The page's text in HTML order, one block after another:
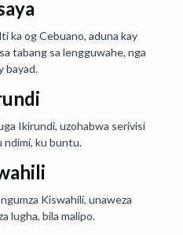
ka og Cebuano, aduna kay
tabang sa lengguwahe, nga
bayad.
Ikirundi, uzohabwa serivisi
ndimi, ku buntu.
Kiswahili, unaweza
lugha, bila malipo.